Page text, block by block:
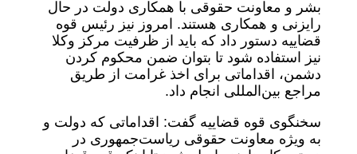
بشر و معاونت حقوقی با همکاری دولت در حال
رایزنی و همکاری هستند. امروز نیز رئیس قوه
قضاییه دستور داد که باید از ظرفیت مرکز وکلا
نیز استفاده شود تا بتوان ضمن محکوم کردن
دشمن، اقداماتی برای اخذ غرامت از طریق
مراجع بین‌المللی انجام داد.
سخنگوی قوه قضاییه گفت: اقداماتی که دولت و
به ویژه معاونت حقوقی ریاست‌جمهوری در